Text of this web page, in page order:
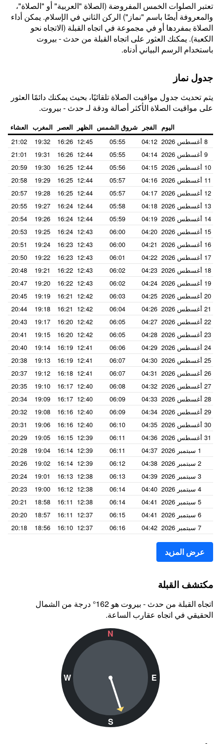
تعتبر الصلوات الخمس المفروضة (الصلاة "العربية" أو "الصلاة"،
والمعروفة أيضًا باسم "نماز") الركن الثاني في الإسلام. يمكن أداء
الصلاة بمفردها أو في مجموعة في اتجاه القبلة (الاتجاه نحو
الكعبة). يمكنك العثور على اتجاه القبلة من حدث - بيروت
باستخدام الرسم البياني أدناه.
جدول نماز
يتم تحديث جدول مواقيت الصلاة تلقائيًا، بحيث يمكنك دائمًا العثور
على مواقيت الصلاة الأكثر أصالة ودقة لـ حدث - بيروت.
اليوم الفجر شروق الشمس الظهر العصر المغرب العشاء
8 أغسطس 2026 04:12
05:55
12:45
16:26
19:32
21:02
9 أغسطس 2026
04:14
05:55
12:44
16:26
19:31
21:01
10 أغسطس 2026
04:15
05:56
12:44
16:25
19:30
20:59
11 أغسطس 2026
04:16
05:57
12:44
16:25
19:29
20:58
12 أغسطس 2026
04:17
05:57
12:44
16:25
19:28
20:57
13 أغسطس 2026
04:18
05:58
12:44
16:24
19:27
20:55
14 أغسطس 2026
04:19
05:59
12:44
16:24
19:26
20:54
15 أغسطس 2026
04:20
06:00
12:43
16:24
19:25
20:53
16 أغسطس 2026
04:21
06:00
12:43
16:23
19:24
20:51
17 أغسطس 2026
04:22
06:01
12:43
16:23
19:22
20:50
18 أغسطس 2026
04:23
06:02
12:43
16:22
19:21
20:48
19 أغسطس 2026
04:24
06:02
12:43
16:22
19:20
20:47
20 أغسطس 2026
04:25
06:03
12:42
16:21
19:19
20:45
21 أغسطس 2026
04:26
06:04
12:42
16:21
19:18
20:44
22 أغسطس 2026
04:27
06:05
12:42
16:20
19:17
20:43
23 أغسطس 2026
04:28
06:05
12:42
16:20
19:15
20:41
24 أغسطس 2026
04:29
06:06
12:41
16:19
19:14
20:40
25 أغسطس 2026
04:30
06:07
12:41
16:19
19:13
20:38
26 أغسطس 2026
04:31
06:07
12:41
16:18
19:12
20:37
27 أغسطس 2026
04:32
06:08
12:40
16:17
19:10
20:35
28 أغسطس 2026
04:33
06:09
12:40
16:17
19:09
20:34
29 أغسطس 2026
04:34
06:09
12:40
16:16
19:08
20:32
30 أغسطس 2026
04:35
06:10
12:40
16:16
19:06
20:31
31 أغسطس 2026
04:36
06:11
12:39
16:15
19:05
20:29
1 سبتمبر 2026
04:37
06:11
12:39
16:14
19:04
20:28
2 سبتمبر 2026
04:38
06:12
12:39
16:14
19:02
20:26
3 سبتمبر 2026
04:39
06:13
12:38
16:13
19:01
20:24
4 سبتمبر 2026
04:40
06:14
12:38
16:12
19:00
20:23
5 سبتمبر 2026
04:41
06:14
12:38
16:11
18:58
20:21
6 سبتمبر 2026
04:41
06:15
12:37
16:11
18:57
20:20
7 سبتمبر 2026
04:42
06:16
12:37
16:10
18:56
20:18
عرض المزيد
مكتشف القبلة
اتجاه القبلة من حدث - بيروت هو 162° درجة من الشمال
الحقيقي في اتجاه عقارب الساعة.
N
W
S
E